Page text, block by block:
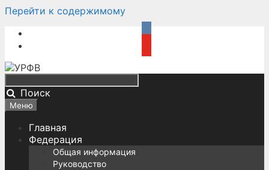
Перейти к содержимому
Поиск
Меню
Главная
Федерация
Общая информация
Руководство